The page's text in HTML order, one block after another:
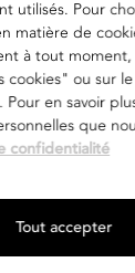
Newsletter
utilisés. Pour
matière de
à tout moment,
cookies" ou sur
en savoir
que
confidentialité
Tout accepter